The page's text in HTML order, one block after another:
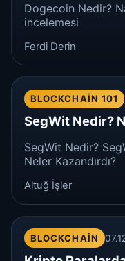
Dogecoin Nedir?
incelemesi
Ferdi Derin
BLOCKCHAIN 101
SegWit Nedir?
SegWit Nedir?
Neler Kazandırdı?
Altuğ İşler
BLOCKCHAIN